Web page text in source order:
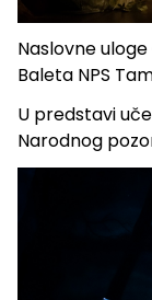
Naslovne
Baleta NPS
U predstavi
Narodnog